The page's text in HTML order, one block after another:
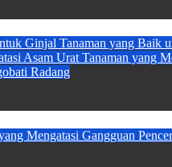
Ginjal Tanaman yang Baik
Asam Urat Tanaman yang
Radang
Mengatasi Gangguan